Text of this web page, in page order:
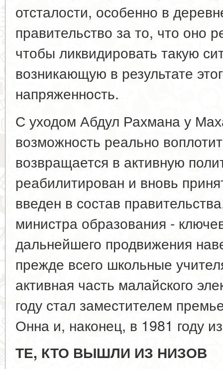
отсталости, особенно в
правительство за то, что оно
чтобы ликвидировать такую
возникающую в результате
напряженность.
С уходом Абдул Рахмана у
возможность реально
возвращается в активную
реабилитирован и вновь
введен в состав
министра образования -
дальнейшего продвижения
прежде всего школьные
активная часть малайского
году стал заместителем
Онна и, наконец, в 1981 году
ТЕ, КТО ВЫШЛИ ИЗ НИЗОВ